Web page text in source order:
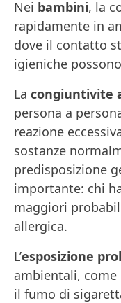
Nei bambini, la
rapidamente in
dove il contatto
igieniche
La congiuntivite
persona a
reazione
sostanze
predisposizione
importante: chi
maggiori
allergica.
L’esposizione
ambientali, come
il fumo di